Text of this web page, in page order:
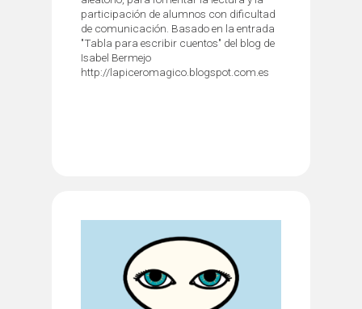
participación de alumnos con dificultad
de comunicación. Basado en la entrada
"Tabla para escribir cuentos" del blog de
Isabel Bermejo
http://lapiceromagico.blogspot.com.es